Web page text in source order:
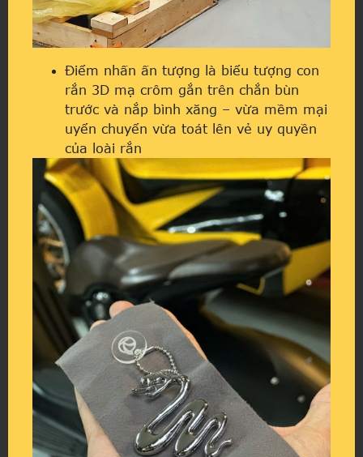
Điểm nhấn ấn tượng là biểu tượng con
rắn 3D mạ crôm gắn trên chắn bùn
trước và nắp bình xăng – vừa mềm mại
uyển chuyển vừa toát lên vẻ uy quyền
của loài rắn